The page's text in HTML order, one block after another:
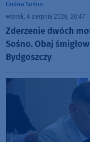
Gmina Sośno
wtorek, 4 sierpnia 2026, 20:47
Zderzenie dwóch
Sośno. Obaj
Bydgoszczy